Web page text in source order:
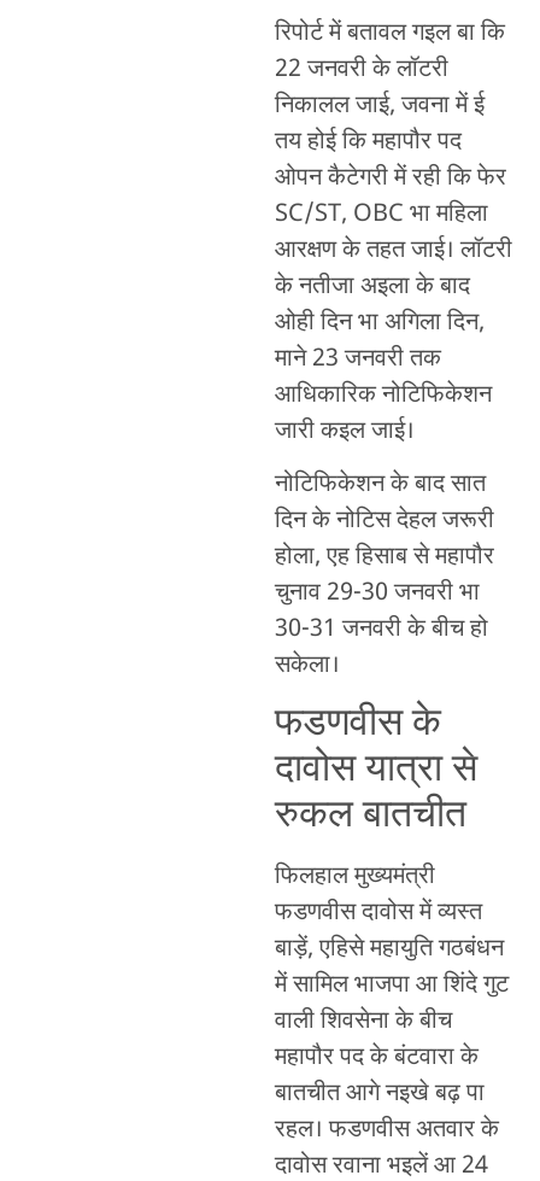
रिपोर्ट में बतावल गइल बा कि
22 जनवरी के लॉटरी
निकालल जाई, जवना में ई
तय होई कि महापौर पद
ओपन कैटेगरी में रही कि फेर
SC/ST, OBC भा महिला
आरक्षण के तहत जाई। लॉटरी
के नतीजा अइला के बाद
ओही दिन भा अगिला दिन,
माने 23 जनवरी तक
आधिकारिक नोटिफिकेशन
जारी कइल जाई।
नोटिफिकेशन के बाद सात
दिन के नोटिस देहल जरूरी
होला, एह हिसाब से महापौर
चुनाव 29-30 जनवरी भा
30-31 जनवरी के बीच हो
सकेला।
फडणवीस के
दावोस यात्रा से
रुकल बातचीत
फिलहाल मुख्यमंत्री
फडणवीस दावोस में व्यस्त
बाड़ें, एहिसे महायुति गठबंधन
में सामिल भाजपा आ शिंदे गुट
वाली शिवसेना के बीच
महापौर पद के बंटवारा के
बातचीत आगे नइखे बढ़ पा
रहल। फडणवीस अतवार के
दावोस रवाना भइलें आ 24